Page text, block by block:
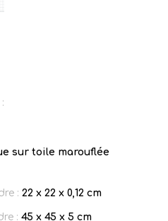
sur toile marouflée
: 22 x 22 x 0,12 cm
: 45 x 45 x 5 cm